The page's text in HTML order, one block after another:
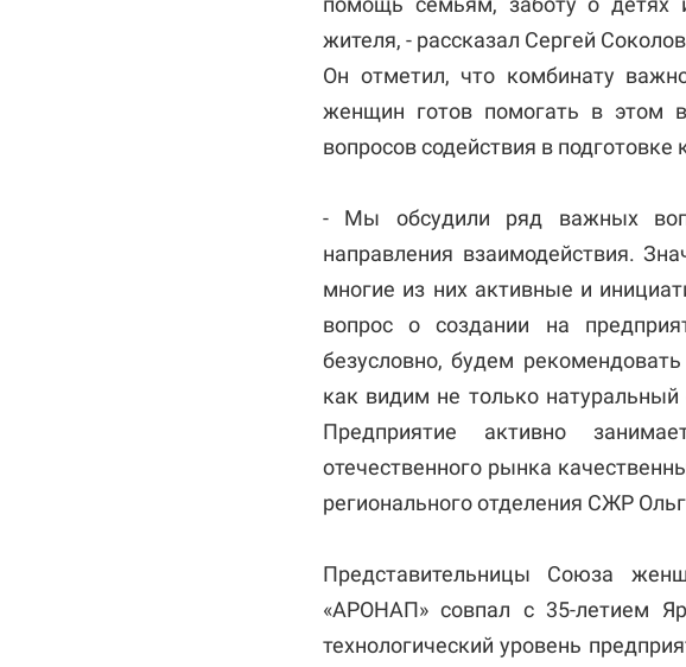
жителя, - рассказал Сергей
Он отметил, что комбинату
женщин готов помогать в этом
вопросов содействия в
- Мы обсудили ряд важных
направления взаимодействия.
многие из них активные и
вопрос о создании на
безусловно, будем
как видим не только натуральный
Предприятие активно
отечественного рынка
регионального отделения СЖР
Представительницы Союза
«АРОНАП» совпал с 35-летием
технологический уровень